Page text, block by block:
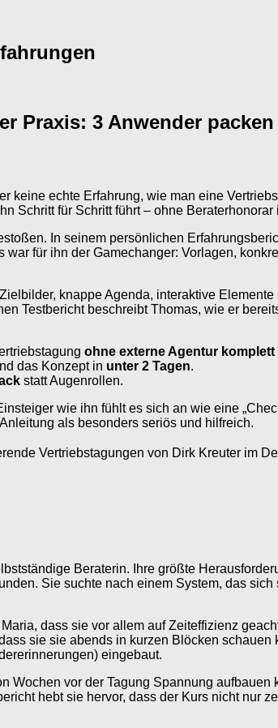
Praxis: 3 Anwender packen
echte Erfahrung, wie man eine
Schritt für Schritt führt – ohne
In seinem persönlichen
für ihn der Gamechanger: Vorlagen,
knappe Agenda, interaktive
Testbericht beschreibt Thomas, wie er
ohne externe Agentur
das Konzept in unter 2 Tagen.
statt Augenrollen.
wie ihn fühlt es sich an wie eine
als besonders seriös und hilfreich.
Vertriebstagungen von Dirk Kreuter im
Beraterin. Ihre größte
Sie suchte nach einem System, das
dass sie vor allem auf Zeiteffizienz
sie sie abends in kurzen Blöcken
eingebaut.
vor der Tagung Spannung aufbauen
hebt sie hervor, dass der Kurs nicht nur